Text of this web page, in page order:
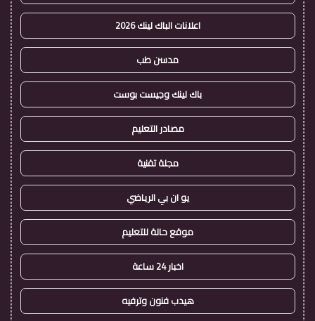
اعلانات الباك لينك 2026
مدسن طب
باك لينك وجيست بوست
مصادر التعليم
مجلة تقنية
يو ان بي الرياضي
موقع حالة للتعليم
اخبار 24 ساعة
هيدب فنون وترفيه